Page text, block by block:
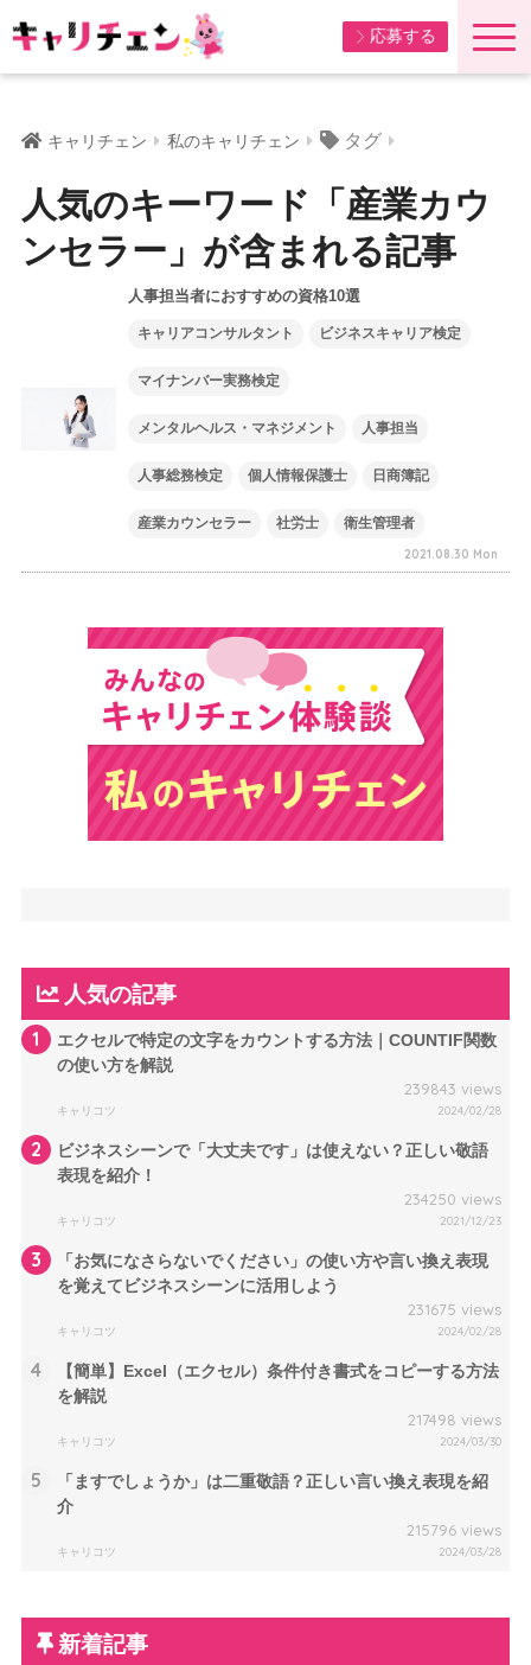
応募する
キャリチェン 私のキャリチェン タグ
人気のキーワード「産業カウ
ンセラー」が含まれる記事
人事担当者におすすめの資格10選
キャリアコンサルタント ビジネスキャリア検定
マイナンバー実務検定
メンタルヘルス・マネジメント 人事担当
人事総務検定 個人情報保護士 日商簿記
産業カウンセラー 社労士 衛生管理者
2021.08.30 Mon
人気の記事
1
エクセルで特定の文字をカウントする方法｜COUNTIF関数
の使い方を解説
239843 views
キャリコツ 2024/02/28
2
ビジネスシーンで「大丈夫です」は使えない？正しい敬語
表現を紹介！
234250 views
キャリコツ 2021/12/23
3
「お気になさらないでください」の使い方や言い換え表現
を覚えてビジネスシーンに活用しよう
231675 views
キャリコツ 2024/02/28
4
【簡単】Excel（エクセル）条件付き書式をコピーする方法
を解説
217498 views
キャリコツ 2024/03/30
5
「ますでしょうか」は二重敬語？正しい言い換え表現を紹
介
215796 views
キャリコツ 2024/03/28
新着記事